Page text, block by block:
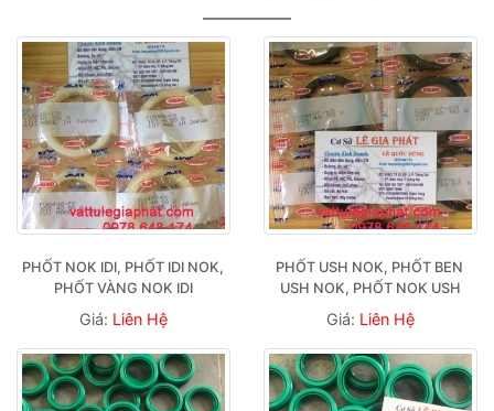
PHỐT NOK IDI, PHỐT IDI NOK,
PHỐT VÀNG NOK IDI
Giá: Liên Hệ
PHỐT USH NOK, PHỐT BEN
USH NOK, PHỐT NOK USH
Giá: Liên Hệ